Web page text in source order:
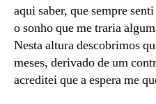
aqui saber, que sempre
o sonho que me traria
Nesta altura descobrimos
meses, derivado de um
acreditei que a espera me